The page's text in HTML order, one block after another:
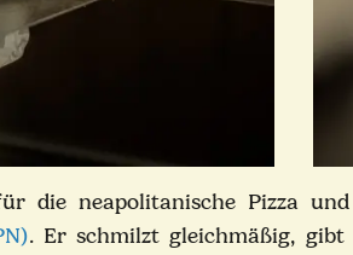
die neapolitanische Pizza
. Er schmilzt gleichmäßig,